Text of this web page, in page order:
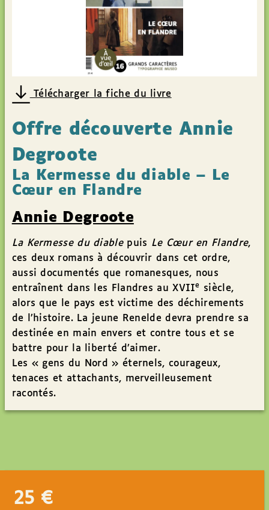
Télécharger la fiche du livre
Offre découverte Annie
Degroote
La Kermesse du diable – Le
Cœur en Flandre
Annie Degroote
La Kermesse du diablepuis Le Cœur en Flandre,
ces deux romans à découvrir dans cet ordre,
aussi documentés que romanesques, nous
entraînent dans les Flandres au XVIIe
siècle,
alors que le pays est victime des déchirements
de l’histoire. La jeune Renelde devra prendre sa
destinée en main envers et contre tous et se
battre pour la liberté d’aimer.
Les « gens du Nord » éternels, courageux,
tenaces et attachants, merveilleusement
racontés.
25 €